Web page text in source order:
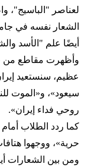
لعناصر "الباسيج"،
الشعار نفسه في
أيضًا علم "الأسد
وأظهرت مقاطع من
عظيم، سنستعيد
سيعود»، و«الموت
روحي فداء إيران».
كما ردد الطلاب
حرية»، ووجهوا
ومن بين الشعارات